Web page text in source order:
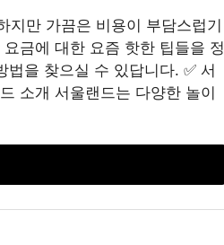
지만 가끔은 비용이 부담스럽기
금에 대한 요즘 핫한 팁들을 정
을 찾으실 수 있답니다. ✅ 서
소개 서울랜드는 다양한 놀이